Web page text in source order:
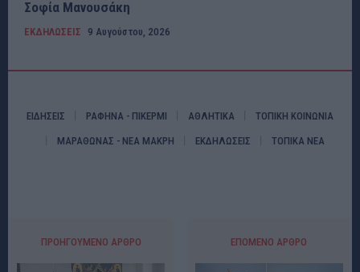
Σοφία Μανουσάκη
ΕΚΔΗΛΩΣΕΙΣ 9 Αυγούστου, 2026
ΕΙΔΗΣΕΙΣ ΡΑΦΗΝΑ - ΠΙΚΕΡΜΙ ΑΘΛΗΤΙΚΑ ΤΟΠΙΚΗ ΚΟΙΝΩΝΙΑ
ΜΑΡΑΘΩΝΑΣ - ΝΕΑ ΜΑΚΡΗ ΕΚΔΗΛΩΣΕΙΣ ΤΟΠΙΚΑ ΝΕΑ
ΠΡΟΗΓΟΎΜΕΝΟ ΆΡΘΡΟ ΕΠΌΜΕΝΟ ΆΡΘΡΟ